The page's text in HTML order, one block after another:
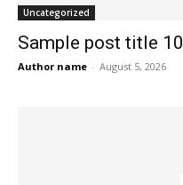
Uncategorized
Sample post title 10
Author name - August 5, 2026